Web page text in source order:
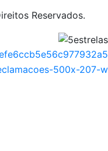
Reservados.